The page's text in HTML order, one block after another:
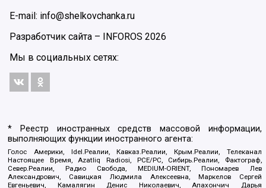
E-mail: info@shelkovchanka.ru
Разработчик сайта –
INFOROS 2026
Мы в социальных сетях:
* Реестр иностранных средств массовой информации,
выполняющих функции иностранного агента:
Голос Америки, Idel.Реалии, Кавказ.Реалии, Крым.Реалии, Телеканал
Настоящее Время, Azatliq Radiosi, PCE/PC, Сибирь.Реалии, Фактограф,
Север.Реалии, Радио Свобода, MEDIUM-ORIENT, Пономарев Лев
Александрович, Савицкая Людмила Алексеевна, Маркелов Сергей
Евгеньевич, Камалягин Денис Николаевич, Апахончич Дарья